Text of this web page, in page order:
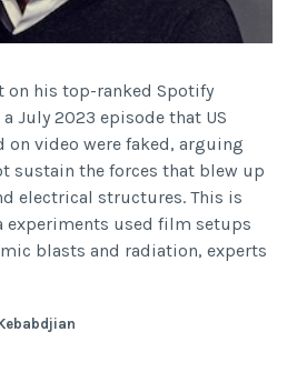
on his top-ranked Spotify
July 2023 episode that US
on video were faked, arguing
sustain the forces that blew up
electrical structures. This is
experiments used film setups
blasts and radiation, experts